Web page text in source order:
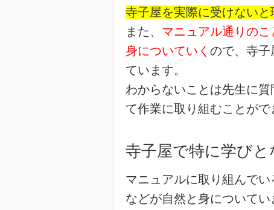
寺子屋を実際に受けない
また、 マニュアル通りの
身についていく ので、寺子
ています。
わからないことは先生に
て作業に取り組むことがで
寺子屋で特に学び
マニュアルに取り組んで
などが自然と身についてい